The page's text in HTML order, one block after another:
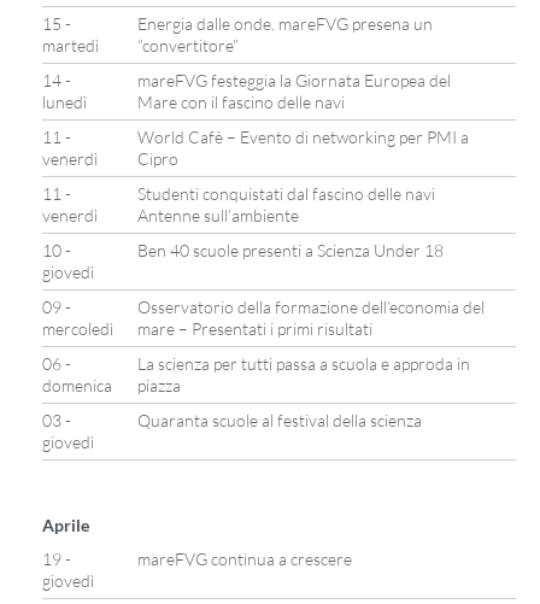
15 -
martedì
Energia dalle onde. mareFVG presena un
“convertitore”
14 -
lunedì
mareFVG festeggia la Giornata Europea del
Mare con il fascino delle navi
11 -
venerdì
World Cafè – Evento di networking per PMI a
Cipro
11 -
venerdì
Studenti conquistati dal fascino delle navi
Antenne sull’ambiente
10 -
giovedì
Ben 40 scuole presenti a Scienza Under 18
09 -
mercoledì
Osservatorio della formazione dell’economia del
mare – Presentati i primi risultati
06 -
domenica
La scienza per tutti passa a scuola e approda in
piazza
03 -
giovedì
Quaranta scuole al festival della scienza
Aprile
19 -
giovedì
mareFVG continua a crescere